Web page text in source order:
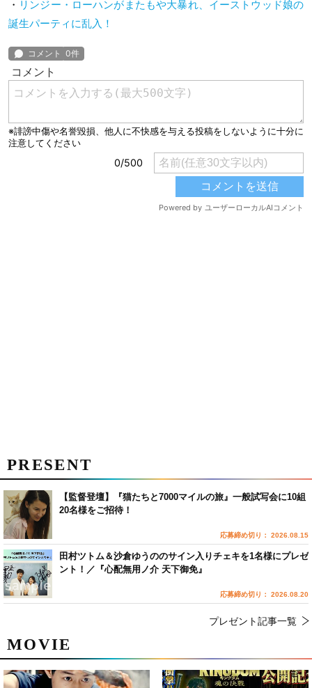
・ リンジー・ローハンがまたもや大暴れ、イーストウッド娘の
誕生パーティに乱入！
MOVIE
PRESENT
【監督登壇】『猫たちと7000マイルの旅』一般試写会に10組
20名様をご招待！
応募締め切り： 2026.08.15
田村ツトム＆沙倉ゆうののサイン入りチェキを1名様にプレゼ
ント！／『心配無用ノ介 天下御免』
応募締め切り： 2026.08.20
プレゼント記事一覧